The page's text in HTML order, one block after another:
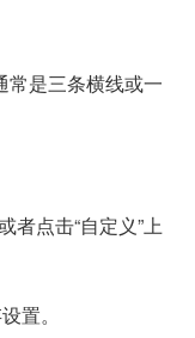
常是三条横线或一
者点击“自定义”上
置。